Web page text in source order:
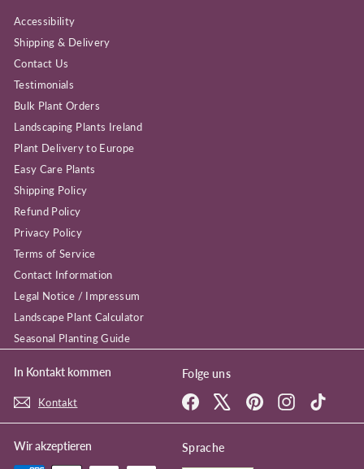
Accessibility
Shipping & Delivery
Contact Us
Testimonials
Bulk Plant Orders
Landscaping Plants Ireland
Plant Delivery to Europe
Easy Care Plants
Shipping Policy
Refund Policy
Privacy Policy
Terms of Service
Contact Information
Legal Notice / Impressum
Landscape Plant Calculator
Seasonal Planting Guide
In Kontakt kommen
Kontakt
Folge uns
Facebook PinterestInstagram
Wir akzeptieren Sprache